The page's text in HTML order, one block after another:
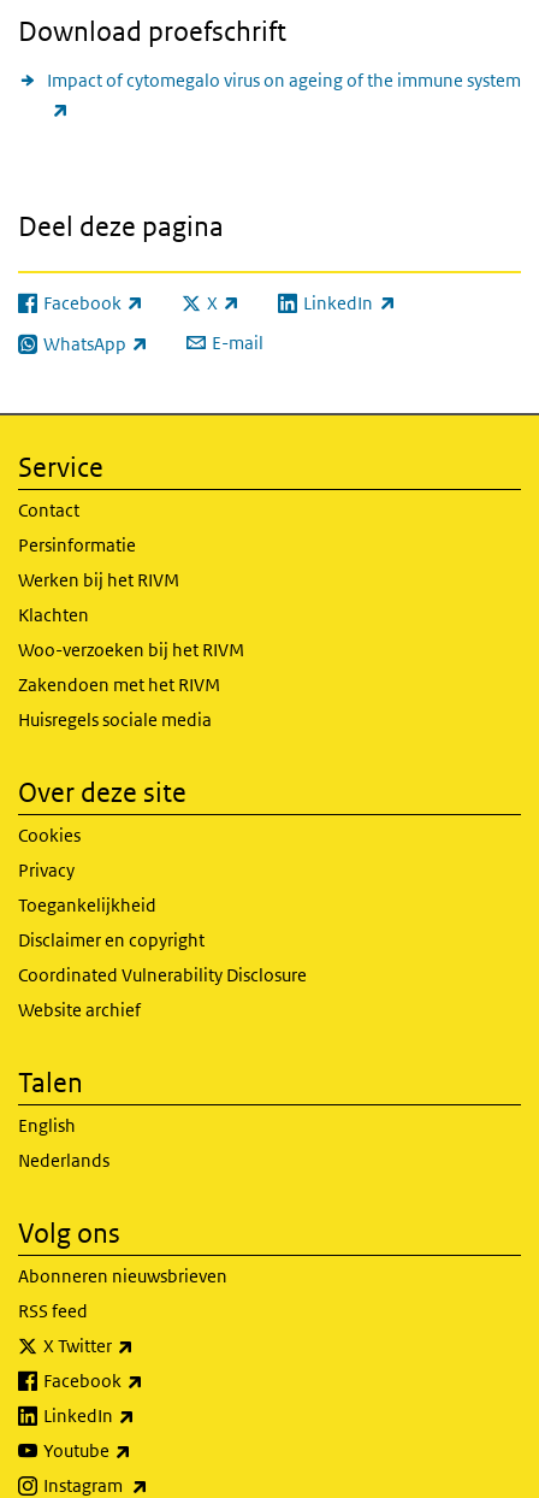
Download proefschrift
Impact of cytomegalo virus on ageing of the immune system
Deel deze pagina
Facebook
(externe link) X
(externe link) LinkedIn
(externe link)
WhatsApp
(externe link) E-mail
Service
Contact
Persinformatie
Werken bij het RIVM
Klachten
Woo-verzoeken bij het RIVM
Zakendoen met het RIVM
Huisregels sociale media
Over deze site
Cookies
Privacy
Toegankelijkheid
Disclaimer en copyright
Coordinated Vulnerability Disclosure
Website archief
Talen
English
Nederlands
Volg ons
Abonneren nieuwsbrieven
RSS feed
X Twitter
Facebook
LinkedIn
Youtube
Instagram